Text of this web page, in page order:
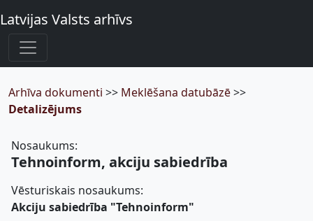
Latvijas Valsts arhīvs
Arhīva dokumenti >> Meklēšana datubāzē>>
Detalizējums
Nosaukums:
Tehnoinform, akciju sabiedrība
Vēsturiskais nosaukums:
Akciju sabiedrība "Tehnoinform"